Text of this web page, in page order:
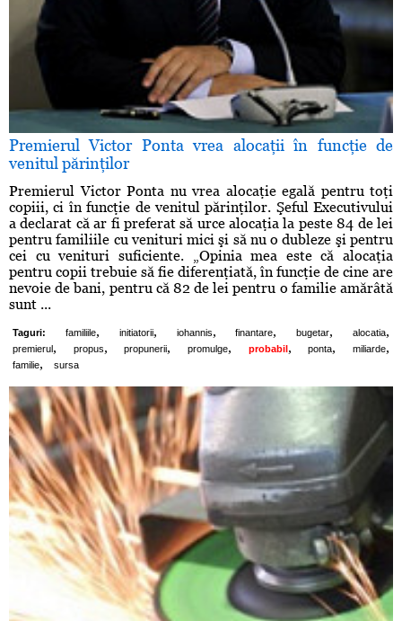
Premierul Victor Ponta vrea alocaţii în funcţie de
venitul părinţilor
Premierul Victor Ponta nu vrea alocaţie egală pentru toţi
copiii, ci în funcţie de venitul părinţilor. Şeful Executivului
a declarat că ar fi preferat să urce alocaţia la peste 84 de lei
pentru familiile cu venituri mici şi să nu o dubleze şi pentru
cei cu venituri suficiente. „Opinia mea este că alocaţia
pentru copii trebuie să fie diferenţiată, în funcţie de cine are
nevoie de bani, pentru că 82 de lei pentru o familie amărâtă
sunt ...
Taguri: familiile, initiatorii, iohannis, finantare, bugetar, alocatia,
premierul , propus, propunerii, promulge, probabil , ponta, miliarde,
familie, sursa